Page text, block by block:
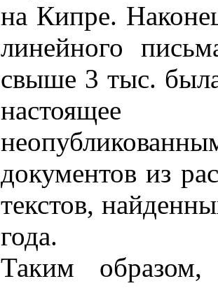
на Кипре.
линейного
свыше 3 тыс.
настоящее
документов из
текстов,
года.
Таким образом,